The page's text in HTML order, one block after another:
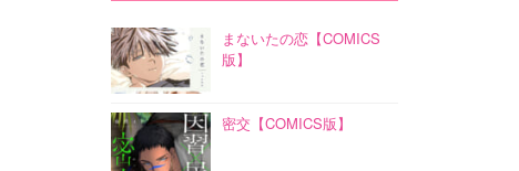
まないたの恋【COMICS
版】
密交【COMICS版】